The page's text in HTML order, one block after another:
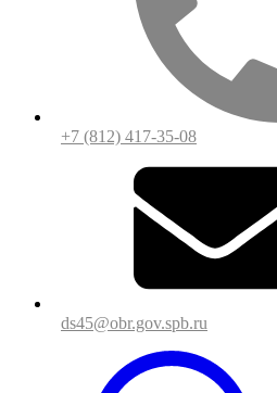
+7 (812) 417-35-08
ds45@obr.gov.spb.ru